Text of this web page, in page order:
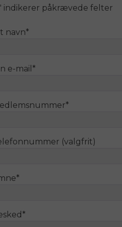
indikerer påkrævede felter
navn*
e-mail *
*
(valgfrit)
*
*